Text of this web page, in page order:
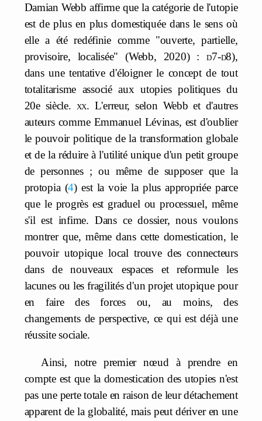
Damian Webb affirme que la catégorie de l'utopie
est de plus en plus domestiquée dans le sens où
elle a été redéfinie comme "ouverte, partielle,
provisoire, localisée" (Webb, 2020) :d7-d8),
dans une tentative d'éloigner le concept de tout
totalitarisme associé aux utopies politiques du
20e siècle. xx. L'erreur, selon Webb et d'autres
auteurs comme Emmanuel Lévinas, est d'oublier
le pouvoir politique de la transformation globale
et de la réduire à l'utilité unique d'un petit groupe
de personnes ; ou même de supposer que la
protopia
4 est la voie la plus appropriée parce
que le progrès est graduel ou processuel, même
s'il est infime. Dans ce dossier, nous voulons
montrer que, même dans cette domestication, le
pouvoir utopique local trouve des connecteurs
dans de nouveaux espaces et reformule les
lacunes ou les fragilités d'un projet utopique pour
en faire des forces ou, au moins, des
changements de perspective, ce qui est déjà une
réussite sociale.
Ainsi, notre premier nœud à prendre en
compte est que la domestication des utopies n'est
pas une perte totale en raison de leur détachement
apparent de la globalité, mais peut dériver en une